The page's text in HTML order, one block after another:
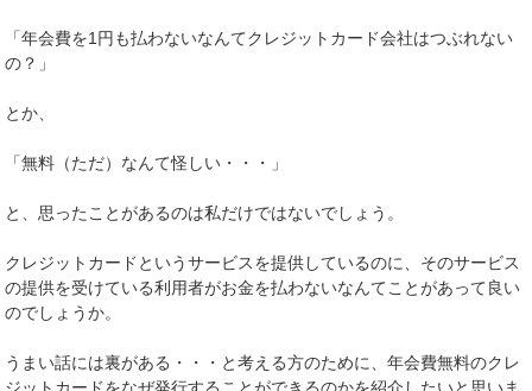
「年会費を1円も払わないなんてクレジットカード会社はつぶれない
の？」
とか、
「無料（ただ）なんて怪しい・・・」
と、思ったことがあるのは私だけではないでしょう。
クレジットカードというサービスを提供しているのに、そのサービス
の提供を受けている利用者がお金を払わないなんてことがあって良い
のでしょうか。
うまい話には裏がある・・・と考える方のために、年会費無料のクレ
ジットカードをなぜ発行することができるのかを紹介したいと思いま